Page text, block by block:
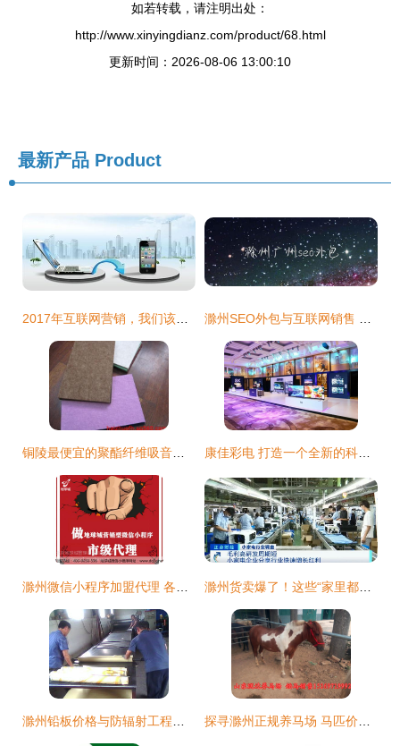
如若转载，请注明出处：
http://www.xinyingdianz.com/product/68.html
更新时间：2026-08-06 13:00:10
最新产品 Product
2017年互联网营销，我们该何去何从——以滁州为例的探索 滁州SEO外包与互联网销售 双轮驱动中小企业增长新引擎
铜陵最便宜的聚酯纤维吸音板销售点及周边地区建材采购指南 康佳彩电 打造一个全新的科技视界，智启未来！
滁州微信小程序加盟代理 各行业覆盖，市场运作成熟的互联网新机遇 滁州货卖爆了！这些“家里都有”的产品，正悄悄成全国爆款
滁州铅板价格与防辐射工程铅板施工全解析 济南祥瑞提供一站式解决方案 探寻滁州正规养马场 马匹价格与婚庆旅游用马购买指南